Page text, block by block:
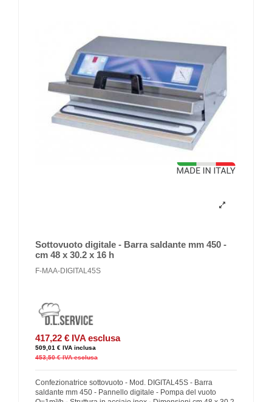
Sottovuoto digitale - Barra saldante mm 450 -
cm 48 x 30.2 x 16 h
F-MAA-DIGITAL45S
417,22 € IVA esclusa
509,01 € IVA inclusa
453,50 € IVA esclusa
Confezionatrice sottovuoto - Mod. DIGITAL45S - Barra
saldante mm 450 - Pannello digitale - Pompa del vuoto